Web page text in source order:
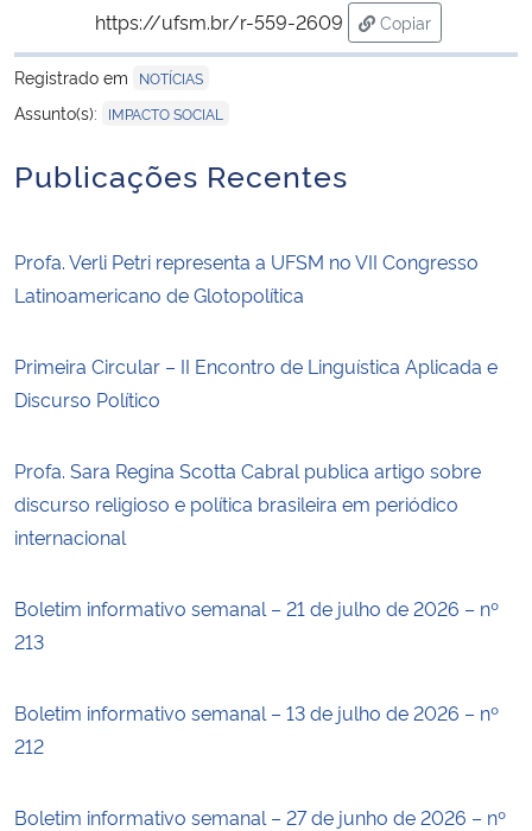
https://ufsm.br/r-559-2609
Copiar
para área de
Registrado em
NOTÍCIAS
Assunto(s): IMPACTO SOCIAL
Publicações Recentes
Profa. Verli Petri representa a UFSM no VII Congresso
Latinoamericano de Glotopolítica
Primeira Circular – II Encontro de Linguística Aplicada e
Discurso Político
Profa. Sara Regina Scotta Cabral publica artigo sobre
discurso religioso e política brasileira em periódico
internacional
Boletim informativo semanal – 21 de julho de 2026 – nº
213
Boletim informativo semanal – 13 de julho de 2026 – nº
212
Boletim informativo semanal – 27 de junho de 2026 – nº